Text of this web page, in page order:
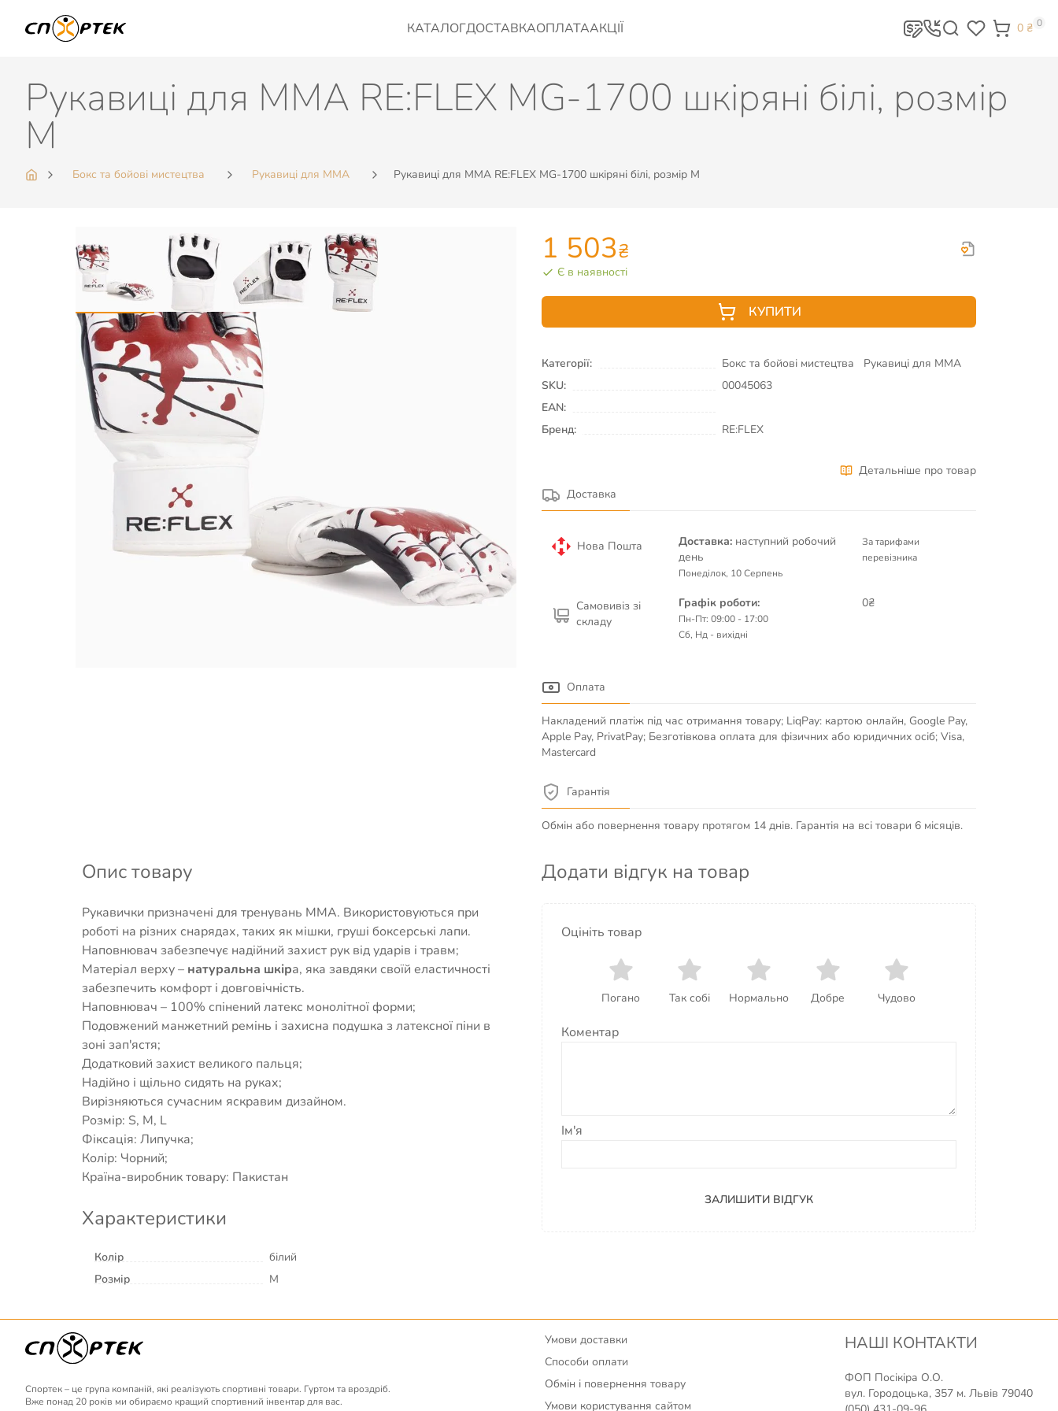
КАТАЛОГДОСТАВКАОПЛАТААКЦІЇ 0 ₴ 0
Рукавиці для MMA RE:FLEX MG-1700 шкіряні білі, розмір
M
Бокс та бойові мистецтва Рукавиці для MMA Рукавиці для MMA RE:FLEX MG-1700 шкіряні білі, розмір M
1 503₴
Є в наявності
КУПИТИ
Категорії: Бокс та бойові мистецтва
Рукавиці для MMA
SKU:
00045063
EAN:
Бренд:
RE:FLEX
Детальніше про товар
Доставка
Нова Пошта Доставка: наступний робочий
день
Понеділок, 10 Серпень
За тарифами
перевізника
Самовивіз зі
складу
Графік роботи:
Пн-Пт: 09:00 - 17:00
Сб, Нд - вихідні
0₴
Оплата
Накладений платіж під час отримання товару; LiqPay: картою онлайн, Google Pay,
Apple Pay, PrivatPay; Безготівкова оплата для фізичних або юридичних осіб; Visa,
Mastercard
Гарантія
Обмін або повернення товару протягом 14 днів. Гарантія на всі товари 6 місяців.
Опис товару
Рукавички призначені для тренувань ММА. Використовуються при
роботі на різних снарядах, таких як мішки, груші боксерські лапи.
Наповнювач забезпечує надійний захист рук від ударів і травм;
Матеріал верху – натуральна шкіра, яка завдяки своїй еластичності
забезпечить комфорт і довговічність.
Наповнювач – 100% спінений латекс монолітної форми;
Подовжений манжетний ремінь і захисна подушка з латексної піни в
зоні зап'ястя;
Додатковий захист великого пальця;
Надійно і щільно сидять на руках;
Вирізняються сучасним яскравим дизайном.
Розмір: S, M, L
Фіксація: Липучка;
Колір: Чорний;
Країна-виробник товару: Пакистан
Характеристики
Колір
білий
Розмір
M
Додати відгук на товар
Оцініть товар
Погано Так собі Нормально Добре Чудово
Коментар
Ім'я
ЗАЛИШИТИ ВІДГУК
Спортек – це група компаній, які реалізують спортивні товари. Гуртом та вроздріб.
Вже понад 20 років ми обираємо кращий спортивний інвентар для вас.
Умови доставки
Способи оплати
Обмін і повернення товару
Умови користування сайтом
НАШІ КОНТАКТИ
ФОП Посікіра О.О.
вул. Городоцька, 357 м. Львів 79040